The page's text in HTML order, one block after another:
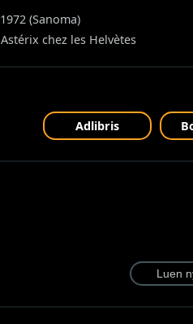
1972 (Sanoma)
Astérix chez les Helvètes
Adlibris